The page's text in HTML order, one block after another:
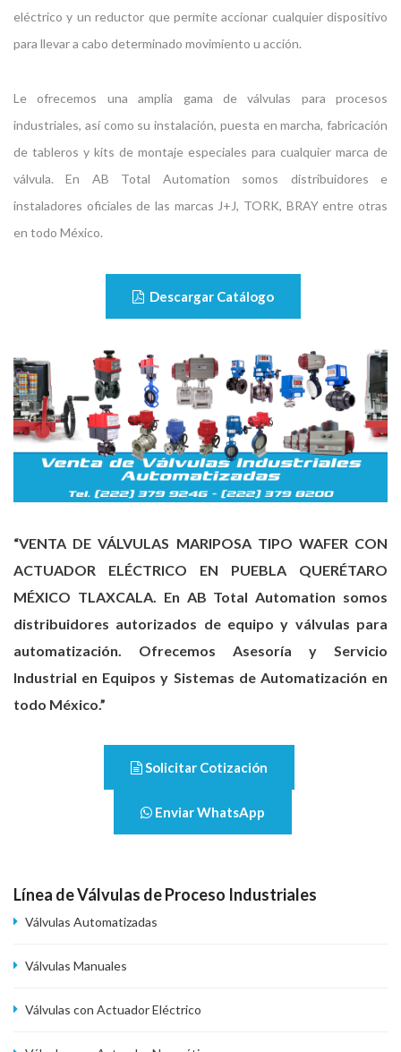
eléctrico y un reductor que permite accionar cualquier dispositivo
para llevar a cabo determinado movimiento u acción.
Le ofrecemos una amplia gama de válvulas para procesos
industriales, así como su instalación, puesta en marcha, fabricación
de tableros y kits de montaje especiales para cualquier marca de
válvula. En AB Total Automation somos distribuidores e
instaladores oficiales de las marcas J+J, TORK, BRAY entre otras
en todo México.
Descargar Catálogo
“VENTA DE VÁLVULAS MARIPOSA TIPO WAFER CON
ACTUADOR ELÉCTRICO EN PUEBLA QUERÉTARO
MÉXICO TLAXCALA. En AB Total Automation somos
distribuidores autorizados de equipo y válvulas para
automatización. Ofrecemos Asesoría y Servicio
Industrial en Equipos y Sistemas de Automatización en
todo México.”
Solicitar Cotización
Enviar WhatsApp
Línea de Válvulas de Proceso Industriales
Válvulas Automatizadas
Válvulas Manuales
Válvulas con Actuador Eléctrico